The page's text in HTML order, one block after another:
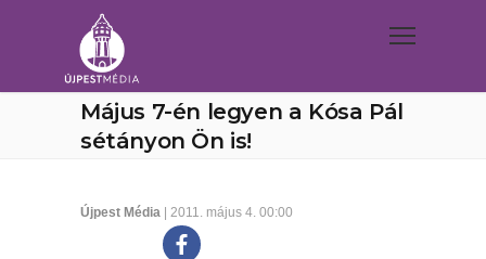
Május 7-én legyen a Kósa Pál
sétányon Ön is!
Újpest Média | 2011. május 4. 00:00